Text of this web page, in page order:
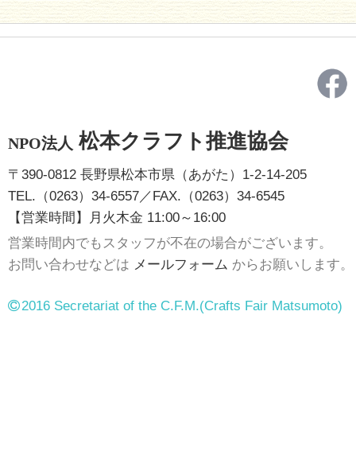
NPO法人 松本クラフト推進協会
〒390-0812 長野県松本市県（あがた）1-2-14-205
TEL.（0263）34-6557／FAX.（0263）34-6545
【営業時間】月火木金 11:00～16:00
営業時間内でもスタッフが不在の場合がございます。
お問い合わせなどは メールフォーム からお願いします。
2016 Secretariat of the C.F.M.(Crafts Fair Matsumoto)